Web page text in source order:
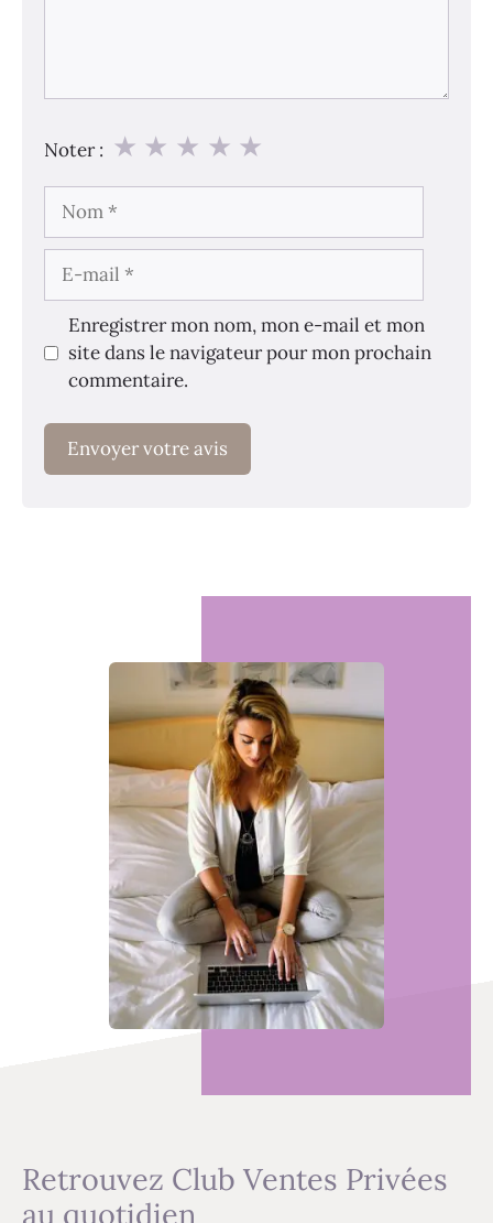
Noter : ★
★
★
★
★
Nom
E-
mail
Enregistrer mon nom, mon e-mail et mon
site dans le navigateur pour mon prochain
commentaire.
Retrouvez Club Ventes Privées
au quotidien